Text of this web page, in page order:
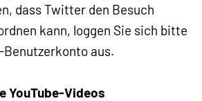
dass Twitter den Besuch
kann, loggen Sie sich bitte
aus.
YouTube-Videos